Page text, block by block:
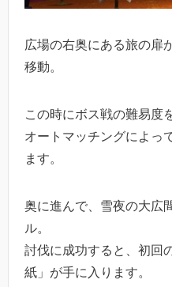
広場の右奥にある旅の扉
移動。
この時にボス戦の難易度
オートマッチングによっ
ます。
奥に進んで、雪夜の大広
ル。
討伐に成功すると、初回
紙」が手に入ります。